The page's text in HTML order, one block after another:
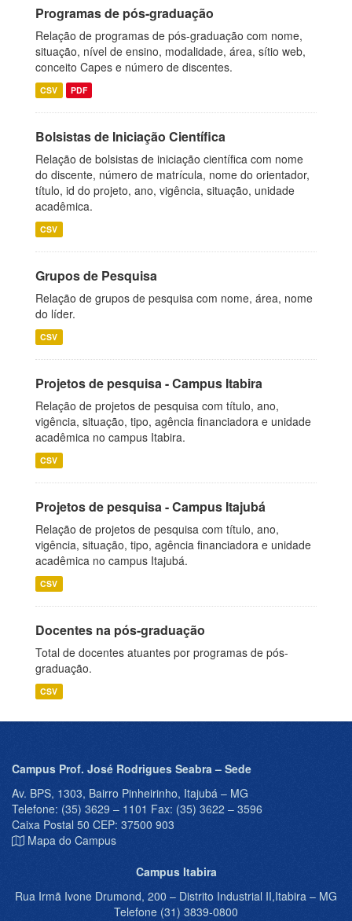
Programas de pós-graduação
Relação de programas de pós-graduação com nome,
situação, nível de ensino, modalidade, área, sítio web,
conceito Capes e número de discentes.
CSV PDF
Bolsistas de Iniciação Científica
Relação de bolsistas de iniciação científica com nome
do discente, número de matrícula, nome do orientador,
título, id do projeto, ano, vigência, situação, unidade
acadêmica.
CSV
Grupos de Pesquisa
Relação de grupos de pesquisa com nome, área, nome
do líder.
CSV
Projetos de pesquisa - Campus Itabira
Relação de projetos de pesquisa com título, ano,
vigência, situação, tipo, agência financiadora e unidade
acadêmica no campus Itabira.
CSV
Projetos de pesquisa - Campus Itajubá
Relação de projetos de pesquisa com título, ano,
vigência, situação, tipo, agência financiadora e unidade
acadêmica no campus Itajubá.
CSV
Docentes na pós-graduação
Total de docentes atuantes por programas de pós-
graduação.
CSV
Campus Prof. José Rodrigues Seabra – Sede
Av. BPS, 1303, Bairro Pinheirinho, Itajubá – MG
Telefone: (35) 3629 – 1101 Fax: (35) 3622 – 3596
Caixa Postal 50 CEP: 37500 903
Mapa do Campus
Campus Itabira
Rua Irmã Ivone Drumond, 200 – Distrito Industrial II,Itabira – MG
Telefone (31) 3839-0800